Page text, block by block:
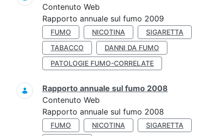
Contenuto Web
Rapporto annuale sul fumo 2009
FUMO NICOTINA
SIGARETTA
TABACCO
DANNI DA FUMO
PATOLOGIE FUMO-CORRELATE
Rapporto annuale sul fumo 2008
Contenuto Web
Rapporto annuale sul fumo 2008
FUMO NICOTINA
SIGARETTA